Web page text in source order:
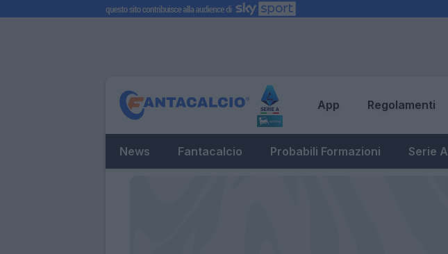
App Regolamenti
News Fantacalcio Probabili Formazioni Serie A